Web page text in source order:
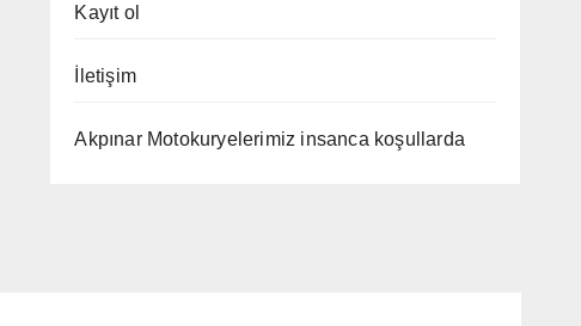
Kayıt ol
İletişim
Akpınar Motokuryelerimiz insanca koşullarda